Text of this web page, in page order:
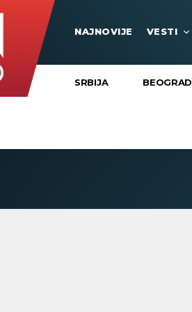
NAJNOVIJE VESTI
SRBIJA BEOGRAD